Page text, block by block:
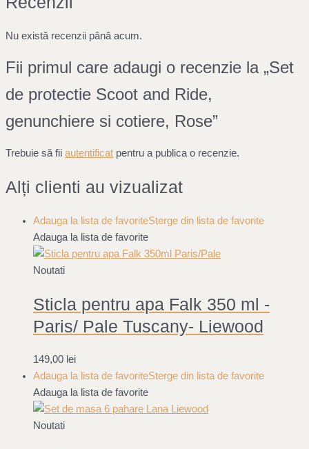
Nu există recenzii până acum.
Fii primul care adaugi o recenzie la „Set
de protectie Scoot and Ride,
genunchiere si cotiere, Rose”
Trebuie să fii autentificat pentru a publica o recenzie.
Alți clienti au vizualizat
Adauga la lista de favoriteSterge din lista de favorite
Adauga la lista de favorite
Noutati
Sticla pentru apa Falk 350 ml -
Paris/ Pale Tuscany- Liewood
149,00 lei
Adauga la lista de favoriteSterge din lista de favorite
Adauga la lista de favorite
Noutati